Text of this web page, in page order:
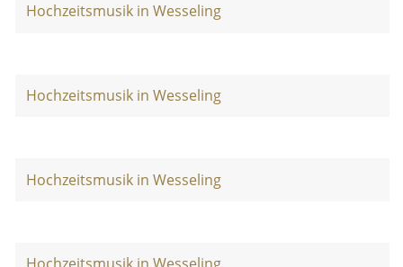
Hochzeitsmusik in Wesseling
Hochzeitsmusik in Wesseling
Hochzeitsmusik in Wesseling